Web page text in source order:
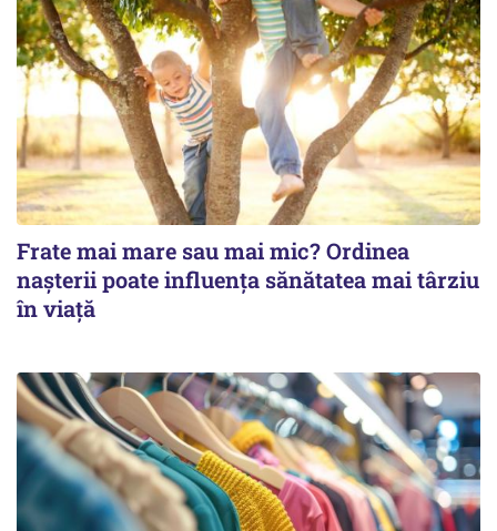
Frate mai mare sau mai mic? Ordinea
nașterii poate influența sănătatea mai târziu
în viață